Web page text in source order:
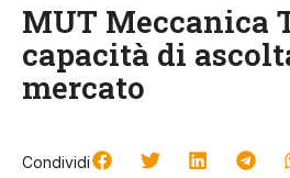
MUT Meccanica
capacità di
mercato
Condividi